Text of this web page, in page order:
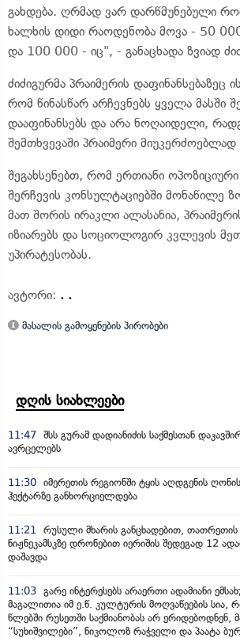
გახდება. ღრმად ვარ დარწმუნებული
ხალხის დიდი რაოდენობა მოვა - 50 000
და 100 000 - იც", - განაცხადა ზვიად
ძიძიგურმა პრაიმერის დაფინანსებაზეც
რომ წინასწარ არჩევნებს ყველა მასში
დააფინანსებს და არა ნოღაიდელი,
შემთხვევაში პრაიმერი
შეგახსენებთ, რომ ერთიანი
შერჩევის კონსულტაციებში მონაწილე
მათ შორის ირაკლი ალასანია,
იზიარებს და სოციოლოგირ კვლევის
უპირატესობას.
ავტორი: . .
მასალის გამოყენების პირობები
დღის სიახლეები
11:47 შსს გურამ დადიანიძის საქმესთან
ავრცელებს
11:30 იმერეთის რეგიონში ტყის აღდგენის
ჰექტარზე განხორციელდება
11:21 რუსული მხარის განცხადებით, თათრეთის
ნიჟნეკამსკზე დრონებით იერიშის შედეგად 12
დაშავდა
11:03 გარე ინტერესებს არაერთი ადამიანი
მაგალითია იმ ე.წ. კულტურის მოღვაწეების
წლებში რუსეთში საქმიანობას არ ერიდებოდნენ,
“სუხიშვილები”, ნიკოლოზ რაჭველი და პაატა